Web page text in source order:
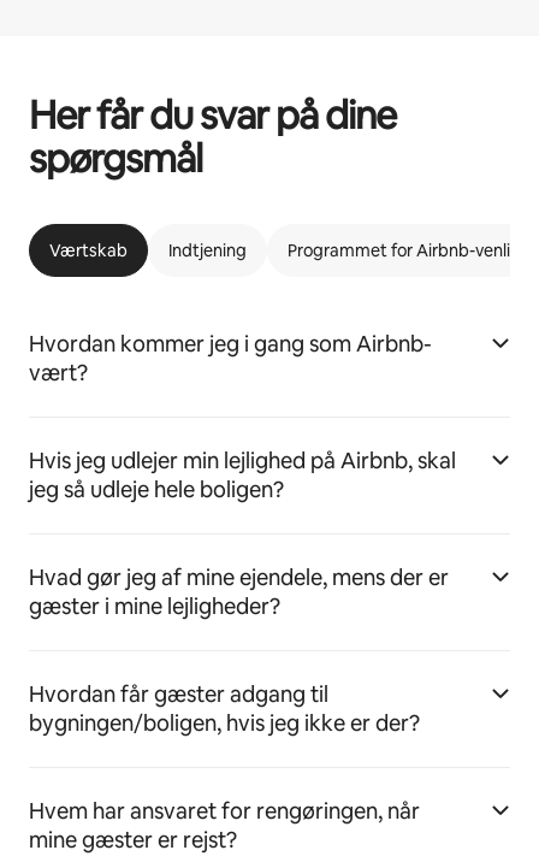
Her får du svar på dine
spørgsmål
Værtskab Indtjening Programmet for Airbnb-venlige
Hvordan kommer jeg i gang som Airbnb-
vært?
Hvis jeg udlejer min lejlighed på Airbnb, skal
jeg så udleje hele boligen?
Hvad gør jeg af mine ejendele, mens der er
gæster i mine lejligheder?
Hvordan får gæster adgang til
bygningen/boligen, hvis jeg ikke er der?
Hvem har ansvaret for rengøringen, når
mine gæster er rejst?